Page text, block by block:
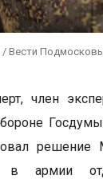
Вести
член
в армии